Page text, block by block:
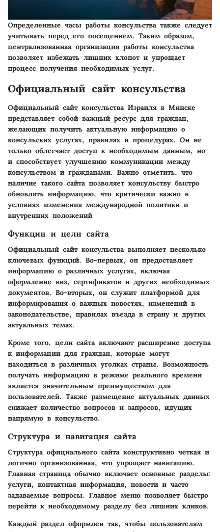
Определенные часы работы консульства также следует
учитывать перед его посещением. Таким образом,
централизованная организация работы консульства
позволяет избежать лишних хлопот и упрощает
процесс получения необходимых услуг.
Официальный сайт консульства
Официальный сайт консульства Израиля в Минске
представляет собой важный ресурс для граждан,
желающих получить актуальную информацию о
консульских услугах, правилах и процедурах. Он не
только облегчает доступ к необходимым данным, но
и способствует улучшению коммуникации между
консульством и гражданами. Важно отметить, что
наличие такого сайта позволяет консульству быстро
обновлять информацию, что критически важно в
условиях изменения международной политики и
внутренних положений
Функции и цели сайта
Официальный сайт консульства выполняет несколько
ключевых функций. Во-первых, он предоставляет
информацию о различных услугах, включая
оформление виз, сертификатов и других необходимых
документов. Во-вторых, он служит платформой для
информирования о важных новостях, изменений в
законодательстве, правилах въезда в страну и других
актуальных темах.
Кроме того, цели сайта включают расширение доступа
к информации для граждан, которые могут
находиться в различных уголках страны. Возможность
получать информацию в режиме реального времени
является значительным преимуществом для
пользователей. Также размещение актуальных данных
снижает количество вопросов и запросов, идущих
напрямую в консульство.
Структура и навигация сайта
Структура официального сайта конструктивно четкая и
логично организованная, что упрощает навигацию.
Главная страница обычно включает основные разделы:
услуги, контактная информация, новости и часто
задаваемые вопросы. Главное меню позволяет быстро
перейти к необходимому разделу без лишних кликов.
Каждый раздел оформлен так, чтобы пользователям